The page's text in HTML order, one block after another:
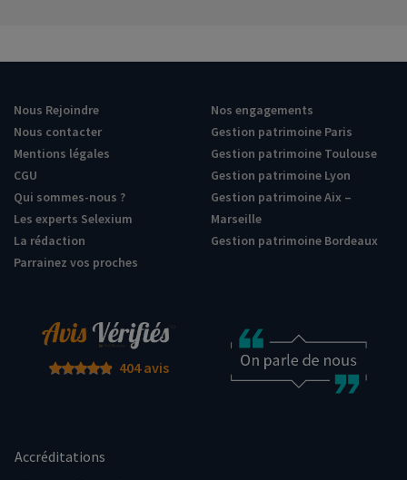
Nous Rejoindre
Nous contacter
Mentions légales
CGU
Qui sommes-nous ?
Les experts Selexium
La rédaction
Parrainez vos proches
Nos engagements
Gestion patrimoine Paris
Gestion patrimoine Toulouse
Gestion patrimoine Lyon
Gestion patrimoine Aix –
Marseille
Gestion patrimoine Bordeaux
404 avis
Accréditations